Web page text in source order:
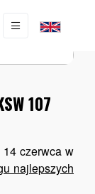
107
14 czerwca w
najlepszych